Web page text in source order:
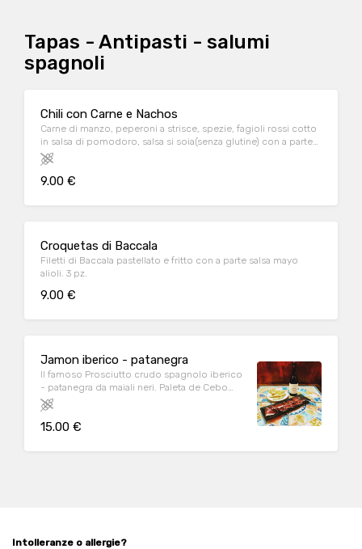
Tapas - Antipasti - salumi
spagnoli
Chili con Carne e Nachos
Carne di manzo, peperoni a strisce, spezie, fagioli rossi cotto
in salsa di pomodoro, salsa si soia(senza glutine) con a parte
nachos e salsa sour cream
9.00 €
Croquetas di Baccala
Filetti di Baccala pastellato e fritto con a parte salsa mayo
alioli. 3 pz.
9.00 €
Jamon iberico - patanegra
Il famoso Prosciutto crudo spagnolo iberico
- patanegra da maiali neri. Paleta de Cebo
Iberica (Salamanca)
15.00 €
Intolleranze o allergie?